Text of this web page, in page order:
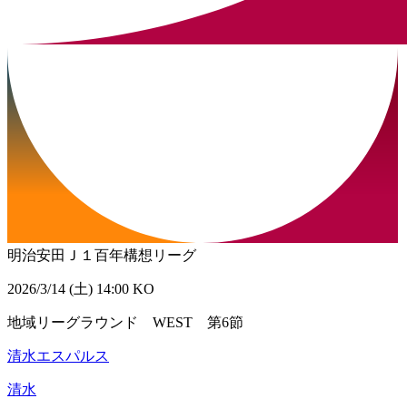
明治安田Ｊ１百年構想リーグ
2026/3/14 (土) 14:00 KO
地域リーグラウンド WEST 第6節
清水エスパルス
清水